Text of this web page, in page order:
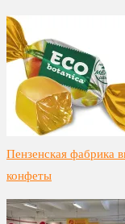
Пензенская фабрика
конфеты